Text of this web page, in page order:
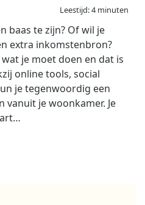
Leestijd: 4 minuten
baas te zijn? Of wil je
extra inkomstenbron?
je moet doen en dat is
online tools, social
je tegenwoordig een
je woonkamer. Je